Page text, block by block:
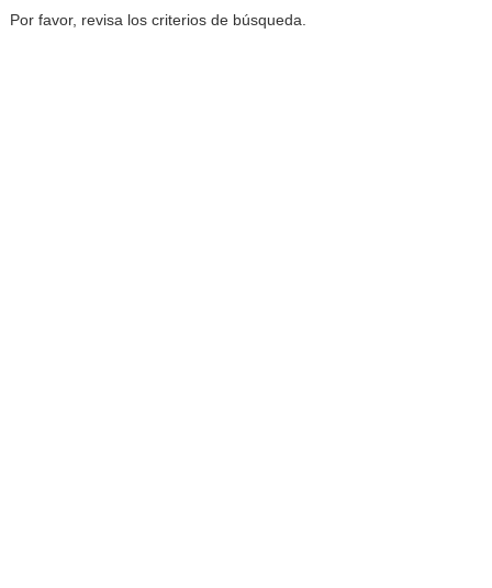
Por favor, revisa los criterios de búsqueda.